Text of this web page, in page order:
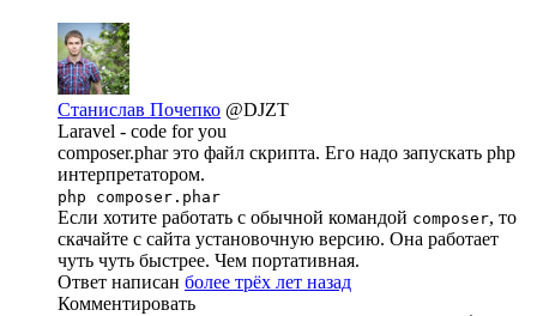
Станислав Почепко @DJZT
Laravel - code for you
composer.phar это файл скрипта. Его надо запускать php
интерпретатором.
php composer.phar
Если хотите работать с обычной командой composer, то
скачайте с сайта установочную версию. Она работает
чуть чуть быстрее. Чем портативная.
Ответ написан более трёх лет назад
Комментировать